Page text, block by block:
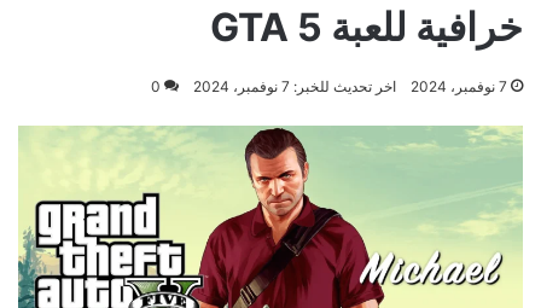
خرافية للعبة GTA 5
7 نوفمبر، 2024 اخر تحديث للخبر: 7 نوفمبر، 2024 0